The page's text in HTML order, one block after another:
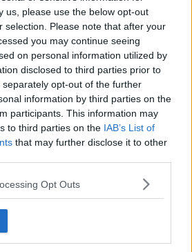
us, please use the below opt-out
selection. Please note that after your
you may continue seeing
on personal information utilized by
disclosed to third parties prior to
opt-out of the further
information by third parties on the
participants. This information may
to third parties on the IAB’s List of
that may further disclose it to other
Opt Outs
non dicono
di piangere
vento